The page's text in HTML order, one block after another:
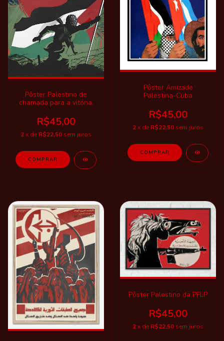
Pôster Palestino de
chamada para a vitória.
R$45,00
2x de R$22,50 sem juros
COMPRAR
Pôster Amizade
Palestina-Cuba
R$45,00
2x de R$22,50 sem juros
Pôster Palestino da PFLP
R$45,00
2x de R$22,50 sem juros